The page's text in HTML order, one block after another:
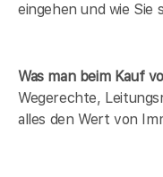
eingehen und wie Sie
Was man beim Kauf
Wegerechte,
alles den Wert von